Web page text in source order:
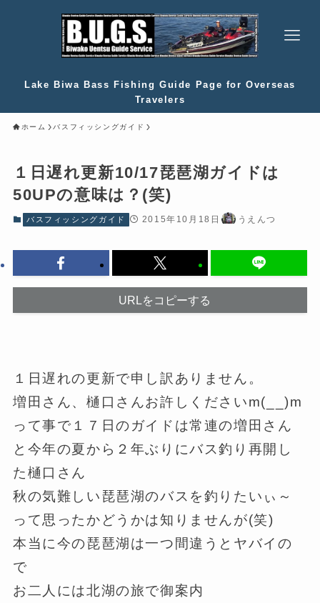
Lake Biwa Bass Fishing Guide Page for Overseas
Travelers
ホーム バスフィッシングガイド
１日遅れ更新10/17琵琶湖ガイドは
50UPの意味は？(笑)
バスフィッシングガイド 2015年10月18日 うえんつ
URLをコピーする
１日遅れの更新で申し訳ありません。
増田さん、樋口さんお許しくださいm(__)m
って事で１７日のガイドは常連の増田さん
と今年の夏から２年ぶりにバス釣り再開し
た樋口さん
秋の気難しい琵琶湖のバスを釣りたいぃ～
って思ったかどうかは知りませんが(笑)
本当に今の琵琶湖は一つ間違うとヤバイの
で
お二人には北湖の旅で御案内